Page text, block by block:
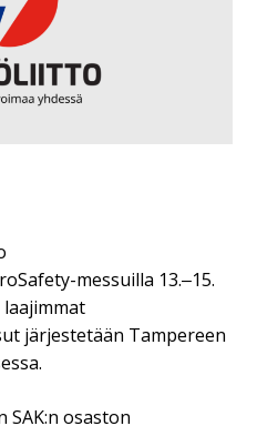
messuilla 13.‒15.
järjestetään Tampereen
SAK:n osaston